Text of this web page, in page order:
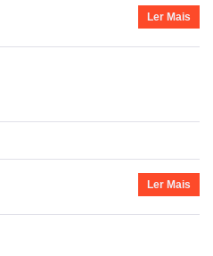
Ler Mais
Ler Mais